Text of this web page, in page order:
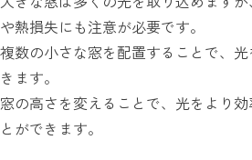
や熱損失にも注意が必要です。
複数の小さな窓を配置することで、
きます。
窓の高さを変えることで、光をより
とができます。